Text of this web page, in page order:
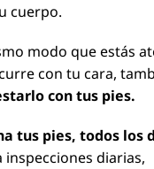
cuerpo.
modo que estás
con tu cara,
con tus pies.
tus pies, todos los
inspecciones diarias,